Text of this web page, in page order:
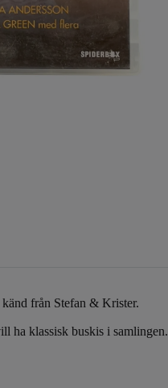
från Stefan & Krister.
ha klassisk buskis i samlingen.